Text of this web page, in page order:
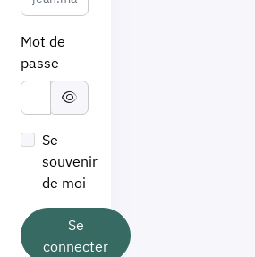
Mot de
passe
Se
souvenir
de moi
Se
connecter